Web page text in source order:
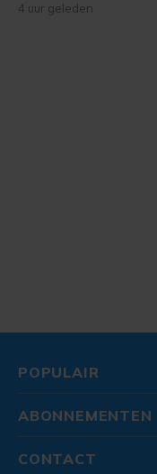
4 uur geleden
POPULAIR
ABONNEMENTEN
CONTACT